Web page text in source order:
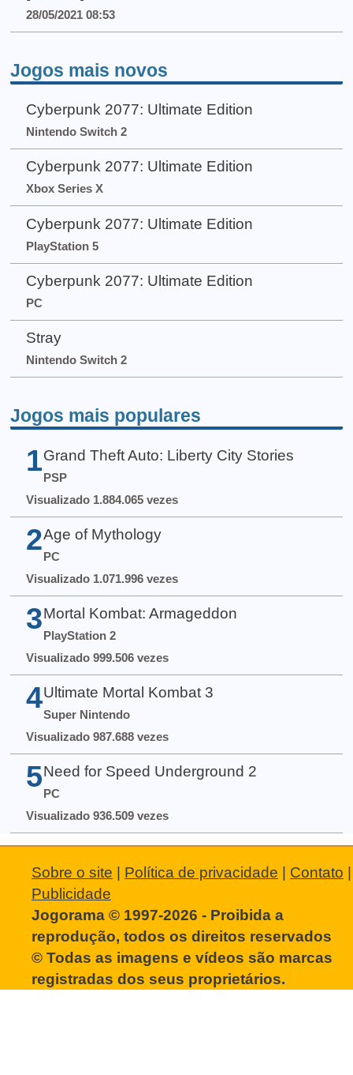
28/05/2021 08:53
Jogos mais novos
Cyberpunk 2077: Ultimate Edition
Nintendo Switch 2
Cyberpunk 2077: Ultimate Edition
Xbox Series X
Cyberpunk 2077: Ultimate Edition
PlayStation 5
Cyberpunk 2077: Ultimate Edition
PC
Stray
Nintendo Switch 2
Jogos mais populares
1 Grand Theft Auto: Liberty City Stories
PSP
Visualizado 1.884.065 vezes
2 Age of Mythology
PC
Visualizado 1.071.996 vezes
3 Mortal Kombat: Armageddon
PlayStation 2
Visualizado 999.506 vezes
4 Ultimate Mortal Kombat 3
Super Nintendo
Visualizado 987.688 vezes
5 Need for Speed Underground 2
PC
Visualizado 936.509 vezes
Sobre o site Política de privacidade Contato
Publicidade
Jogorama © 1997-2026 - Proibida a
reprodução, todos os direitos reservados
© Todas as imagens e vídeos são marcas
registradas dos seus proprietários.